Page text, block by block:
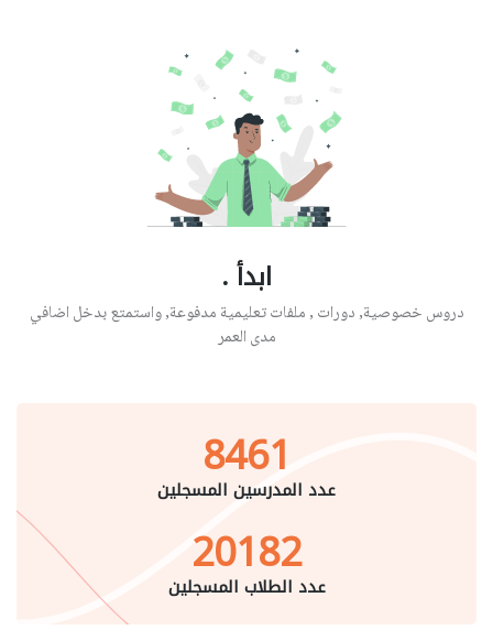
ابدأ .
دروس خصوصية, دورات , ملفات تعليمية مدفوعة, واستمتع بدخل اضافي
مدى العمر
8461
عدد المدرسين المسجلين
20182
عدد الطلاب المسجلين